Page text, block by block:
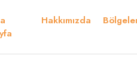
Hakkımızda
Teşekkür Ederiz
Müsaitlik Takvimi